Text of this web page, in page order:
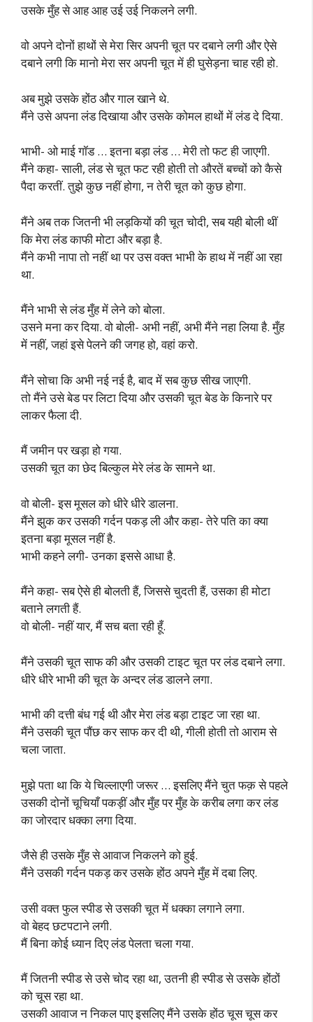
उसके मुँह से आह आह उई उई निकलने लगी.
वो अपने दोनों हाथों से मेरा सिर अपनी चूत पर दबाने लगी और ऐसे
दबाने लगी कि मानो मेरा सर अपनी चूत में ही घुसेड़ना चाह रही हो.
अब मुझे उसके होंठ और गाल खाने थे.
मैंने उसे अपना लंड दिखाया और उसके कोमल हाथों में लंड दे दिया.
भाभी- ओ माई गॉड … इतना बड़ा लंड … मेरी तो फट ही जाएगी.
मैंने कहा- साली, लंड से चूत फट रही होती तो औरतें बच्चों को कैसे
पैदा करतीं. तुझे कुछ नहीं होगा, न तेरी चूत को कुछ होगा.
मैंने अब तक जितनी भी लड़कियों की चूत चोदी, सब यही बोली थीं
कि मेरा लंड काफी मोटा और बड़ा है.
मैंने कभी नापा तो नहीं था पर उस वक्त भाभी के हाथ में नहीं आ रहा
था.
मैंने भाभी से लंड मुँह में लेने को बोला.
उसने मना कर दिया. वो बोली- अभी नहीं, अभी मैंने नहा लिया है. मुँह
में नहीं, जहां इसे पेलने की जगह हो, वहां करो.
मैंने सोचा कि अभी नई नई है, बाद में सब कुछ सीख जाएगी.
तो मैंने उसे बेड पर लिटा दिया और उसकी चूत बेड के किनारे पर
लाकर फैला दी.
मैं जमीन पर खड़ा हो गया.
उसकी चूत का छेद बिल्कुल मेरे लंड के सामने था.
वो बोली- इस मूसल को धीरे धीरे डालना.
मैंने झुक कर उसकी गर्दन पकड़ ली और कहा- तेरे पति का क्या
इतना बड़ा मूसल नहीं है.
भाभी कहने लगी- उनका इससे आधा है.
मैंने कहा- सब ऐसे ही बोलती हैं, जिससे चुदती हैं, उसका ही मोटा
बताने लगती हैं.
वो बोली- नहीं यार, मैं सच बता रही हूँ.
मैंने उसकी चूत साफ की और उसकी टाइट चूत पर लंड दबाने लगा.
धीरे धीरे भाभी की चूत के अन्दर लंड डालने लगा.
भाभी की दत्ती बंध गई थी और मेरा लंड बड़ा टाइट जा रहा था.
मैंने उसकी चूत पौंछ कर साफ कर दी थी, गीली होती तो आराम से
चला जाता.
मुझे पता था कि ये चिल्लाएगी जरूर … इसलिए मैंने चुत फक़ से पहले
उसकी दोनों चूचियाँ पकड़ीं और मुँह पर मुँह के करीब लगा कर लंड
का जोरदार धक्का लगा दिया.
जैसे ही उसके मुँह से आवाज निकलने को हुई.
मैंने उसकी गर्दन पकड़ कर उसके होंठ अपने मुँह में दबा लिए.
उसी वक्त फुल स्पीड से उसकी चूत में धक्का लगाने लगा.
वो बेहद छटपटाने लगी.
मैं बिना कोई ध्यान दिए लंड पेलता चला गया.
मैं जितनी स्पीड से उसे चोद रहा था, उतनी ही स्पीड से उसके होंठों
को चूस रहा था.
उसकी आवाज न निकल पाए इसलिए मैंने उसके होंठ चूस चूस कर